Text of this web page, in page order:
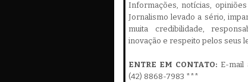
Informações, notícias,
Jornalismo levado a sério,
muita credibilidade,
inovação e respeito pelos seus
ENTRE EM CONTATO: E-mail
(42) 8868-7983 ***